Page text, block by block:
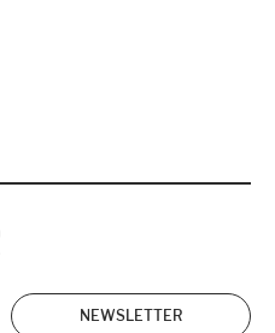
NEWSLETTER